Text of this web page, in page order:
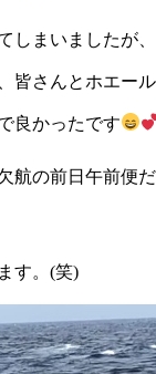
しまいましたが、
皆さんとホエー
良かったです
航の前日午前便
す。(笑)